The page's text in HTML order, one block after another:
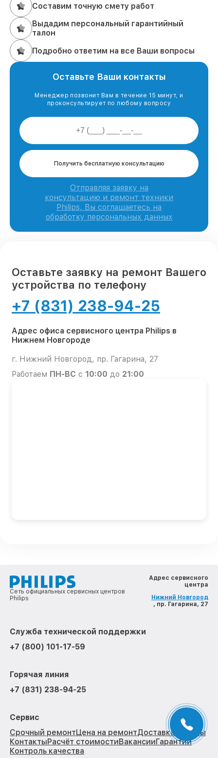
Составим точную смету работ
Выдадим персональный гарантийный
талон
Подробно ответим на все Ваши вопросы
Оставьте Ваши контакты
Менеджер позвонит Вам в течение 15 минут, и
проконсультирует по любому вопросу
Получить бесплатную консультацию
Отправляя заявку на
консультацию и ремонт техники
Philips, Вы соглашаетесь на
обработку персональных данных
Оставьте заявку на ремонт Вашего
устройства по телефону
+7 (831) 238-94-25
Адрес офиса сервисного центра Philips в
Нижнем Новгороде
г. Нижний Новгород, пр. Гагарина, 27
Работаем ПН-ВС с 10:00 до 21:00
Сеть официальных сервисных центров
Philips
Адрес сервисного
центра
Нижний Новгород
, пр. Гагарина, 27
Служба технической поддержки
+7 (800) 101-17-59
Горячая линия
+7 (831) 238-94-25
Сервис
Срочный ремонтЦена на ремонтДоставка
Отзывы
КонтактыРасчёт стоимостиВакансииГарантии
Контроль качества